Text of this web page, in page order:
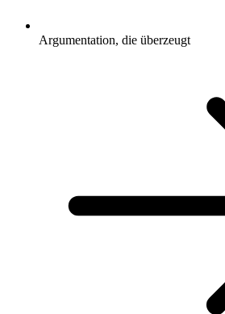
Argumentation, die überzeugt